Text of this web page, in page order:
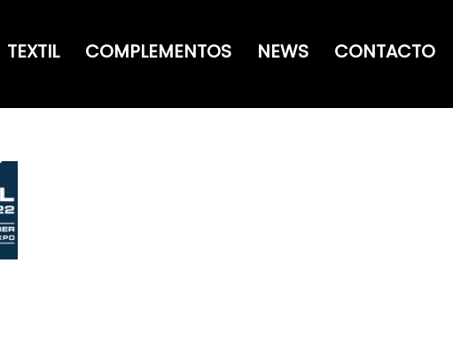
TEXTIL COMPLEMENTOS NEWS CONTACTO